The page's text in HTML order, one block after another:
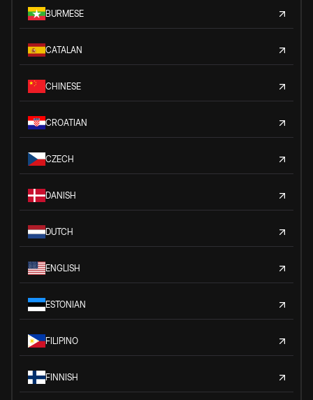
BURMESE
CATALAN
CHINESE
CROATIAN
CZECH
DANISH
DUTCH
ENGLISH
ESTONIAN
FILIPINO
FINNISH